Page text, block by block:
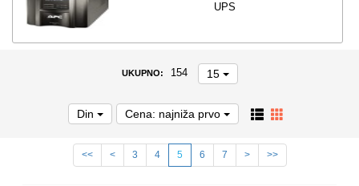
UPS
UKUPNO: 154 15
Din Cena: najniža prvo
<< < 3 4 5 6 7 > >>